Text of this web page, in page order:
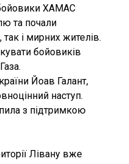
ХАМАС
та почали
і мирних жителів.
бойовиків
Йоав Галант,
наступ.
з підтримкою
Лівану вже